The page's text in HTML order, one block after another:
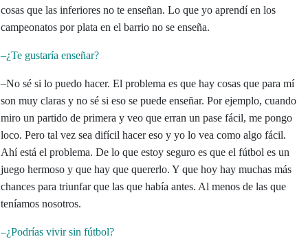
cosas que las inferiores no te enseñan. Lo que yo aprendí en los
campeonatos por plata en el barrio no se enseña.
–¿Te gustaría enseñar?
–No sé si lo puedo hacer. El problema es que hay cosas que para mí
son muy claras y no sé si eso se puede enseñar. Por ejemplo, cuando
miro un partido de primera y veo que erran un pase fácil, me pongo
loco. Pero tal vez sea difícil hacer eso y yo lo vea como algo fácil.
Ahí está el problema. De lo que estoy seguro es que el fútbol es un
juego hermoso y que hay que quererlo. Y que hoy hay muchas más
chances para triunfar que las que había antes. Al menos de las que
teníamos nosotros.
–¿Podrías vivir sin fútbol?